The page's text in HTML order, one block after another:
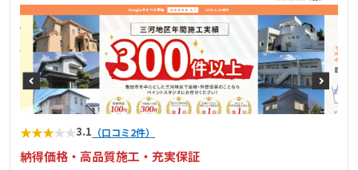
★★★★★3.1 （口コミ2件）
納得価格・高品質施工・充実保証